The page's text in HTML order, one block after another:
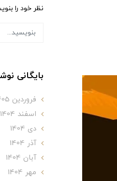
نظر خود را
بایگانی
فروردین 1405
اسفند 1404
دی 1404
آذر 1404
آبان 1404
مهر 1404